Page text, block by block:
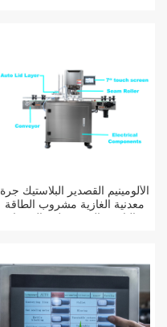
الألومينيم القصدير البلاستيك جرة
معدنية الغازية مشروب الطاقة